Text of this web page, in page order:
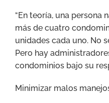
“En teoría, una persona
más de cuatro
unidades cada uno. No
Pero hay
condominios bajo su
Minimizar malos